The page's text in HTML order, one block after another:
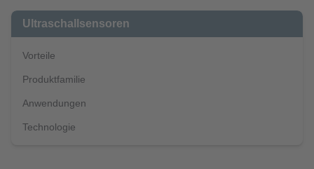
Ultraschallsensoren
Vorteile
Produktfamilie
Anwendungen
Technologie